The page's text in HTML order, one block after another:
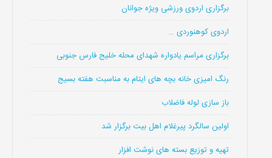
برگزاری اردوی ورزشی ویژه جوانان
اردوی کوهنوردی …
برگزاری مراسم یادواره شهدای محله خلیج فارس جنوبی
رنگ امیزی خانه بچه های ایتام به مناسبت هفته بسیج
باز سازی لوله فاضلاب
اولین سالگرد پیرغلام اهل بیت برگزار شد
تهیه و توزیع بسته های نوشت افزار